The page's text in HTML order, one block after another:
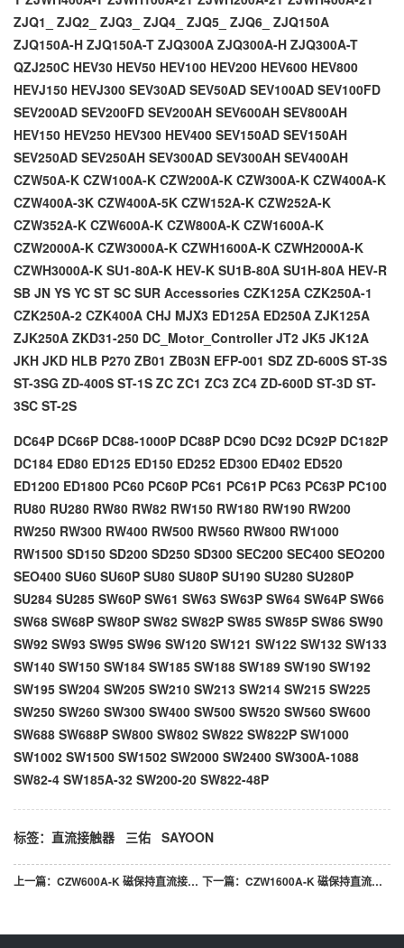
ZJQ1_ ZJQ2_ ZJQ3_ ZJQ4_ ZJQ5_ ZJQ6_ ZJQ150A
ZJQ150A-H ZJQ150A-T ZJQ300A ZJQ300A-H ZJQ300A-T
QZJ250C HEV30 HEV50 HEV100 HEV200 HEV600 HEV800
HEVJ150 HEVJ300 SEV30AD SEV50AD SEV100AD SEV100FD
SEV200AD SEV200FD SEV200AH SEV600AH SEV800AH
HEV150 HEV250 HEV300 HEV400 SEV150AD SEV150AH
SEV250AD SEV250AH SEV300AD SEV300AH SEV400AH
CZW50A-K CZW100A-K CZW200A-K CZW300A-K CZW400A-K
CZW400A-3K CZW400A-5K CZW152A-K CZW252A-K
CZW352A-K CZW600A-K CZW800A-K CZW1600A-K
CZW2000A-K CZW3000A-K CZWH1600A-K CZWH2000A-K
CZWH3000A-K SU1-80A-K HEV-K SU1B-80A SU1H-80A HEV-R
SB JN YS YC ST SC SUR Accessories CZK125A CZK250A-1
CZK250A-2 CZK400A CHJ MJX3 ED125A ED250A ZJK125A
ZJK250A ZKD31-250 DC_Motor_ControllerJT2 JK5 JK12A
JKH JKD HLB P270 ZB01 ZB03N EFP-001 SDZ ZD-600S ST-3S
ST-3SG ZD-400S ST-1S ZC ZC1 ZC3 ZC4 ZD-600D ST-3D ST-
3SC ST-2S
DC64P DC66P DC88-1000P DC88P DC90 DC92 DC92P DC182P
DC184 ED80 ED125 ED150 ED252 ED300 ED402 ED520
ED1200 ED1800 PC60 PC60P PC61 PC61P PC63 PC63P PC100
RU80 RU280 RW80 RW82 RW150 RW180 RW190 RW200
RW250 RW300 RW400 RW500 RW560 RW800 RW1000
RW1500 SD150 SD200 SD250 SD300 SEC200 SEC400 SEO200
SEO400 SU60 SU60P SU80 SU80P SU190 SU280 SU280P
SU284 SU285 SW60P SW61 SW63 SW63P SW64 SW64P SW66
SW68 SW68P SW80P SW82 SW82P SW85 SW85P SW86 SW90
SW92 SW93 SW95 SW96 SW120 SW121 SW122 SW132 SW133
SW140 SW150 SW184 SW185 SW188 SW189 SW190 SW192
SW195 SW204 SW205 SW210 SW213 SW214 SW215 SW225
SW250 SW260 SW300 SW400 SW500 SW520 SW560 SW600
SW688 SW688P SW800 SW802 SW822 SW822P SW1000
SW1002 SW1500 SW1502 SW2000 SW2400 SW300A-1088
SW82-4 SW185A-32 SW200-20 SW822-48P
标签： 直流接触器 三佑 SAYOON
上一篇： CZW600A-K 磁保持直流接触器 下一篇： CZW1600A-K 磁保持直流接触器